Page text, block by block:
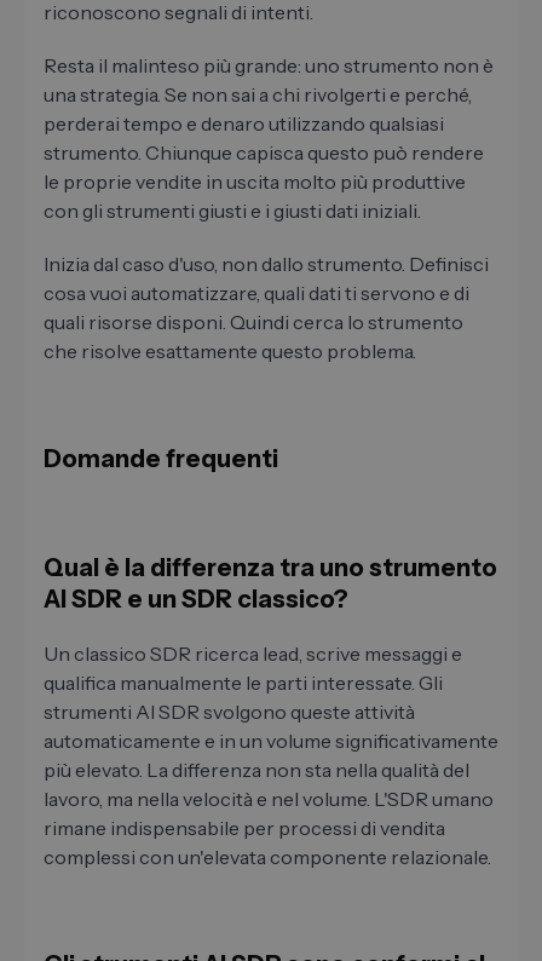
riconoscono segnali di intenti.
Resta il malinteso più grande: uno strumento non è
una strategia. Se non sai a chi rivolgerti e perché,
perderai tempo e denaro utilizzando qualsiasi
strumento. Chiunque capisca questo può rendere
le proprie vendite in uscita molto più produttive
con gli strumenti giusti e i giusti dati iniziali.
Inizia dal caso d'uso, non dallo strumento. Definisci
cosa vuoi automatizzare, quali dati ti servono e di
quali risorse disponi. Quindi cerca lo strumento
che risolve esattamente questo problema.
Domande frequenti
Qual è la differenza tra uno strumento
AI SDR e un SDR classico?
Un classico SDR ricerca lead, scrive messaggi e
qualifica manualmente le parti interessate. Gli
strumenti AI SDR svolgono queste attività
automaticamente e in un volume significativamente
più elevato. La differenza non sta nella qualità del
lavoro, ma nella velocità e nel volume. L'SDR umano
rimane indispensabile per processi di vendita
complessi con un'elevata componente relazionale.